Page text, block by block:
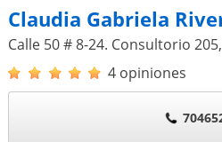
Claudia Gabriela
Calle 50 # 8-24. Consultorio 205,
4 opiniones